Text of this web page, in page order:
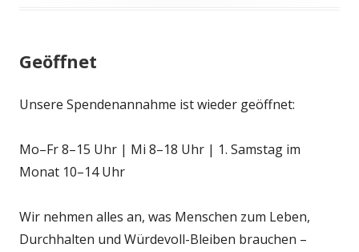
Geöffnet
Unsere Spendenannahme ist wieder geöffnet:
Mo–Fr 8–15 Uhr | Mi 8–18 Uhr | 1. Samstag im
Monat 10–14 Uhr
Wir nehmen alles an, was Menschen zum Leben,
Durchhalten und Würdevoll-Bleiben brauchen –